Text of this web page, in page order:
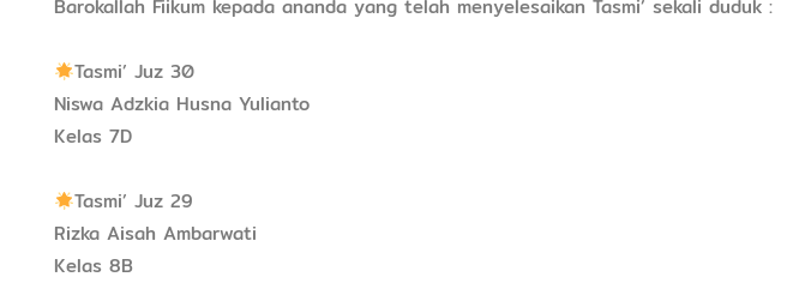
Barokallah Fiikum kepada ananda yang telah menyelesaikan Tasmi’ sekali duduk :
Tasmi’ Juz 30
Niswa Adzkia Husna Yulianto
Kelas 7D
Tasmi’ Juz 29
Rizka Aisah Ambarwati
Kelas 8B